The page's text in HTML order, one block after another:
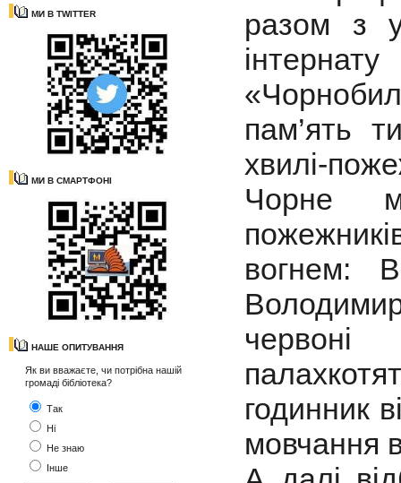
МИ В TWITTER
МИ В СМАРТФОНІ
НАШЕ ОПИТУВАННЯ
Як ви вважаєте, чи потрібна нашій
громаді бібліотека?
Так
Ні
Не знаю
Інше
разом з
пам’ять
хвилі-
Чорне
вогнем:
годинник
мовчання